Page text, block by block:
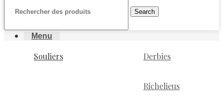
Search
Menu
Souliers Derbies
Richelieus